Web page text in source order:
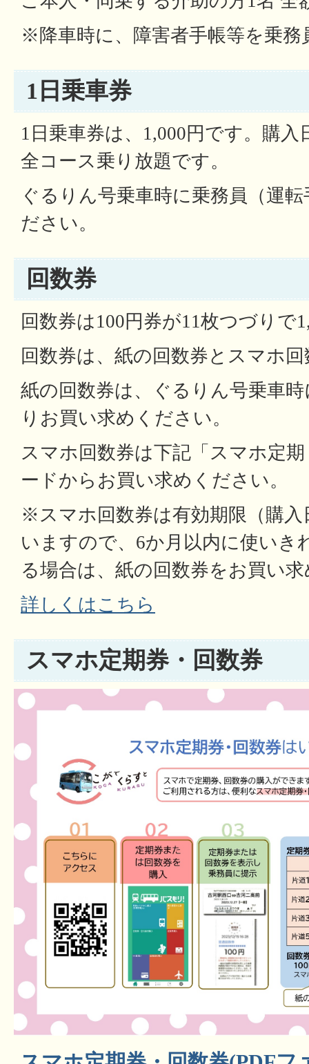
※降車時に、障害者手帳等を乗
1日乗車券
1日乗車券は、1,000円です。購
全コース乗り放題です。
ぐるりん号乗車時に乗務員（運
ださい。
回数券
回数券は100円券が11枚つづりで
回数券は、紙の回数券とスマホ
紙の回数券は、ぐるりん号乗車
りお買い求めください。
スマホ回数券は下記「スマホ定
ードからお買い求めください。
※スマホ回数券は有効期限（購
いますので、6か月以内に使いき
る場合は、紙の回数券をお買い
詳しくはこちら
スマホ定期券・回数券